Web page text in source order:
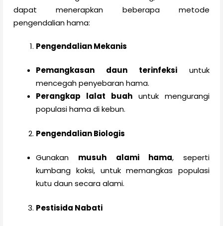
dapat menerapkan beberapa metode
pengendalian hama:
Pengendalian Mekanis
Pemangkasan daun terinfeksi untuk
mencegah penyebaran hama.
Perangkap lalat buah untuk mengurangi
populasi hama di kebun.
Pengendalian Biologis
Gunakan musuh alami hama, seperti
kumbang koksi, untuk memangkas populasi
kutu daun secara alami.
Pestisida Nabati